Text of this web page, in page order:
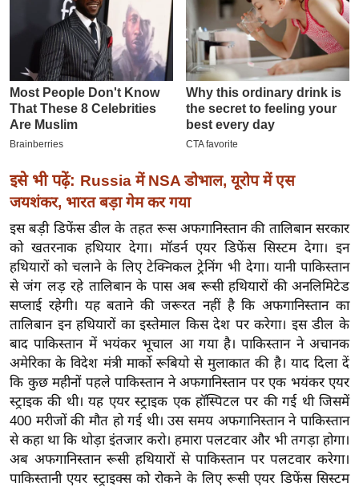
2
0
2
6
इ
म
ई
-
पे
प
र
मि
सा
ल
बे
मि
सा
ल
इसे भी पढ़ें: Russia में NSA डोभाल, यूरोप में एस
जयशंकर, भारत बड़ा गेम कर गया
इस बड़ी डिफेंस डील के तहत रूस अफगानिस्तान की तालिबान सरकार
को खतरनाक हथियार देगा। मॉडर्न एयर डिफेंस सिस्टम देगा। इन
हथियारों को चलाने के लिए टेक्निकल ट्रेनिंग भी देगा। यानी पाकिस्तान
से जंग लड़ रहे तालिबान के पास अब रूसी हथियारों की अनलिमिटेड
सप्लाई रहेगी। यह बताने की जरूरत नहीं है कि अफगानिस्तान का
तालिबान इन हथियारों का इस्तेमाल किस देश पर करेगा। इस डील के
बाद पाकिस्तान में भयंकर भूचाल आ गया है। पाकिस्तान ने अचानक
अमेरिका के विदेश मंत्री मार्को रूबियो से मुलाकात की है। याद दिला दें
कि कुछ महीनों पहले पाकिस्तान ने अफगानिस्तान पर एक भयंकर एयर
स्ट्राइक की थी। यह एयर स्ट्राइक एक हॉस्पिटल पर की गई थी जिसमें
400 मरीजों की मौत हो गई थी। उस समय अफगानिस्तान ने पाकिस्तान
से कहा था कि थोड़ा इंतजार करो। हमारा पलटवार और भी तगड़ा होगा।
अब अफगानिस्तान रूसी हथियारों से पाकिस्तान पर पलटवार करेगा।
पाकिस्तानी एयर स्ट्राइक्स को रोकने के लिए रूसी एयर डिफेंस सिस्टम